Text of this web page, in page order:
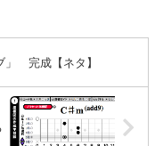
」 完成【ネタ】